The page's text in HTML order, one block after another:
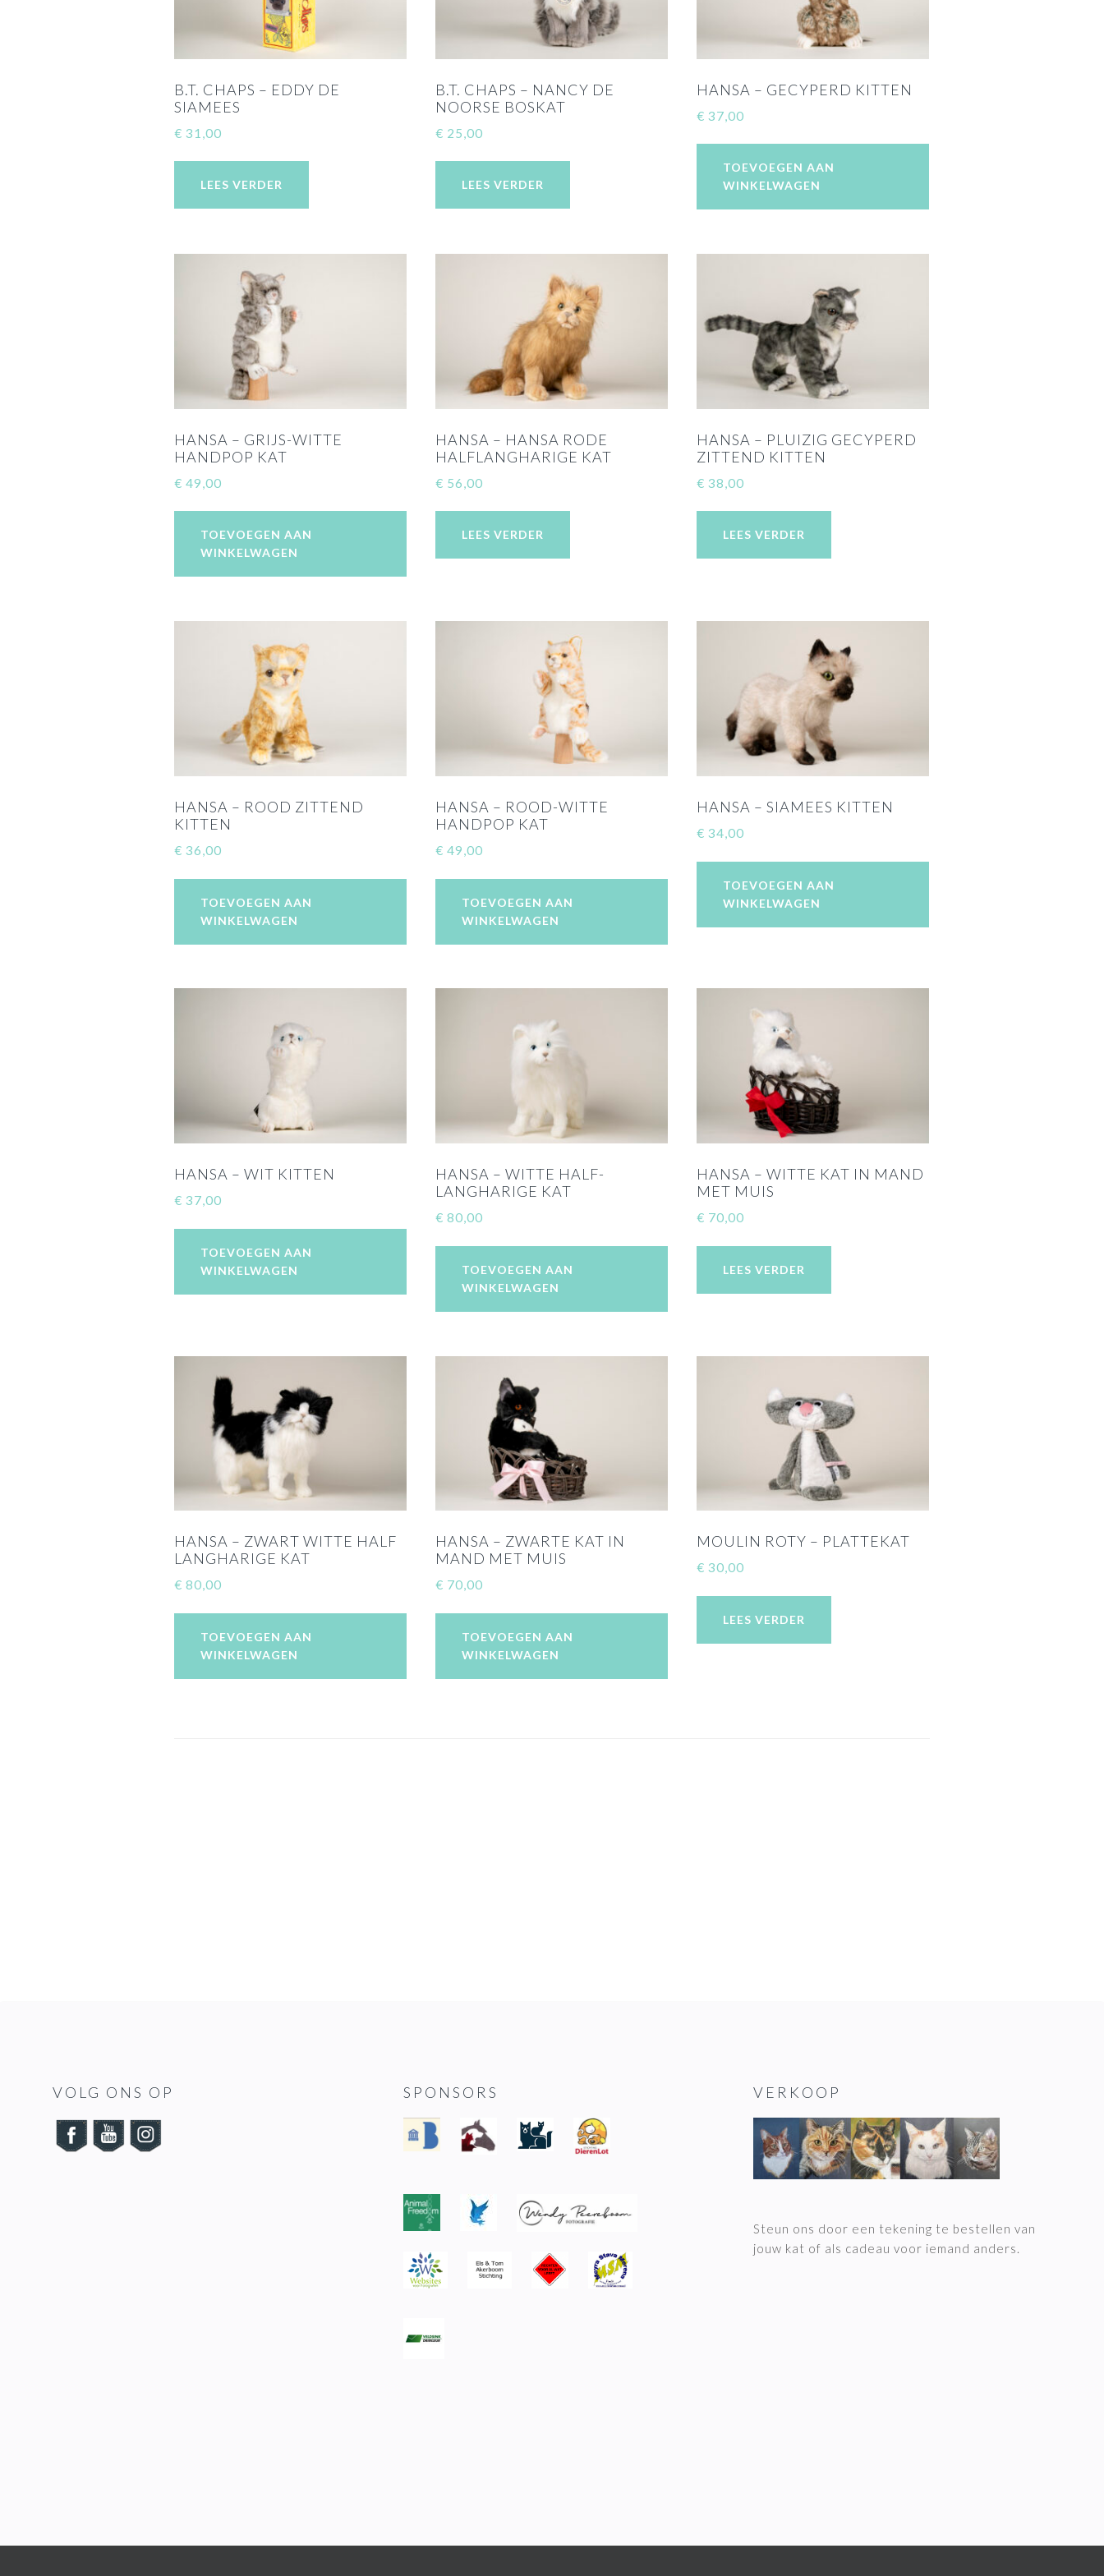
B.T. CHAPS – EDDY DE
SIAMEES
€ 31,00
LEES VERDER
B.T. CHAPS – NANCY DE
NOORSE BOSKAT
€ 25,00
LEES VERDER
HANSA – GECYPERD KITTEN
€ 37,00
TOEVOEGEN AAN
WINKELWAGEN
HANSA – GRIJS-WITTE
HANDPOP KAT
€ 49,00
TOEVOEGEN AAN
WINKELWAGEN
HANSA – HANSA RODE
HALFLANGHARIGE KAT
€ 56,00
LEES VERDER
HANSA – PLUIZIG GECYPERD
ZITTEND KITTEN
€ 38,00
LEES VERDER
HANSA – ROOD ZITTEND
KITTEN
€ 36,00
TOEVOEGEN AAN
WINKELWAGEN
HANSA – ROOD-WITTE
HANDPOP KAT
€ 49,00
TOEVOEGEN AAN
WINKELWAGEN
HANSA – SIAMEES KITTEN
€ 34,00
TOEVOEGEN AAN
WINKELWAGEN
HANSA – WIT KITTEN
€ 37,00
TOEVOEGEN AAN
WINKELWAGEN
HANSA – WITTE HALF-
LANGHARIGE KAT
€ 80,00
TOEVOEGEN AAN
WINKELWAGEN
HANSA – WITTE KAT IN MAND
MET MUIS
€ 70,00
LEES VERDER
HANSA – ZWART WITTE HALF
LANGHARIGE KAT
€ 80,00
TOEVOEGEN AAN
WINKELWAGEN
HANSA – ZWARTE KAT IN
MAND MET MUIS
€ 70,00
TOEVOEGEN AAN
WINKELWAGEN
MOULIN ROTY – PLATTEKAT
€ 30,00
LEES VERDER
FOOTER
VOLG ONS OP SPONSORS VERKOOP
Steun ons door een tekening te bestellen van
jouw kat of als cadeau voor iemand anders.